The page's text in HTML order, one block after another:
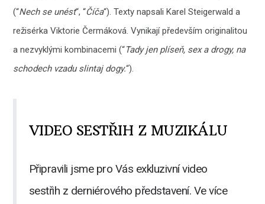
(“Nech se unést“, “Číča“). Texty napsali Karel Steigerwald a
režisérka Viktorie Čermáková. Vynikají především originalitou
a nezvyklými kombinacemi (“Tady jen plíseň, sex a drogy, na
schodech vzadu slintaj dogy.“).
VIDEO SESTŘIH Z MUZIKÁLU
Připravili jsme pro Vás exkluzivní video
sestřih z derniérového představení. Ve více